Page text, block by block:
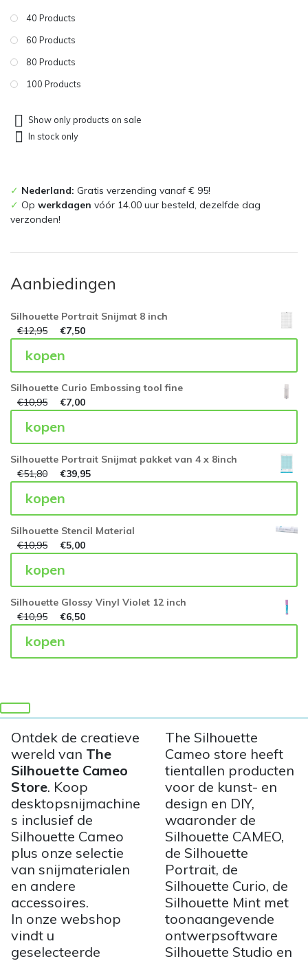
40 Products
60 Products
80 Products
100 Products
Show only products on sale
In stock only
✓ Nederland: Gratis verzending vanaf € 95!
✓ Op werkdagen vóór 14.00 uur besteld, dezelfde dag
verzonden!
Aanbiedingen
Silhouette Portrait Snijmat 8 inch
€12,95 €7,50
kopen
Silhouette Curio Embossing tool fine
€10,95 €7,00
kopen
Silhouette Portrait Snijmat pakket van 4 x 8inch
€51,80 €39,95
kopen
Silhouette Stencil Material
€10,95 €5,00
kopen
Silhouette Glossy Vinyl Violet 12 inch
€10,95 €6,50
kopen
Ontdek de creatieve
wereld van The
Silhouette Cameo
Store. Koop
desktopsnijmachine
s inclusief de
Silhouette Cameo
plus onze selectie
van snijmaterialen
en andere
accessoires.
In onze webshop
vindt u
geselecteerde
The Silhouette
Cameo store heeft
tientallen producten
voor de kunst- en
design en DIY,
waaronder de
Silhouette CAMEO,
de Silhouette
Portrait, de
Silhouette Curio, de
Silhouette Mint met
toonaangevende
ontwerpsoftware
Silhouette Studio en